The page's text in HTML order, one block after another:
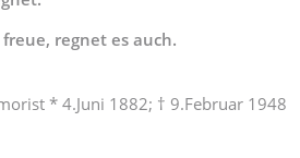
regnet es auch.
* 4.Juni 1882; † 9.Februar 1948